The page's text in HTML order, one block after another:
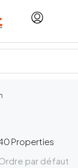
Properties
par défaut